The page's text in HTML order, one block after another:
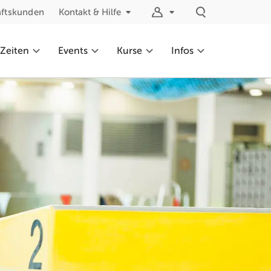
Kontakt & Hilfe
Events Kurse Infos